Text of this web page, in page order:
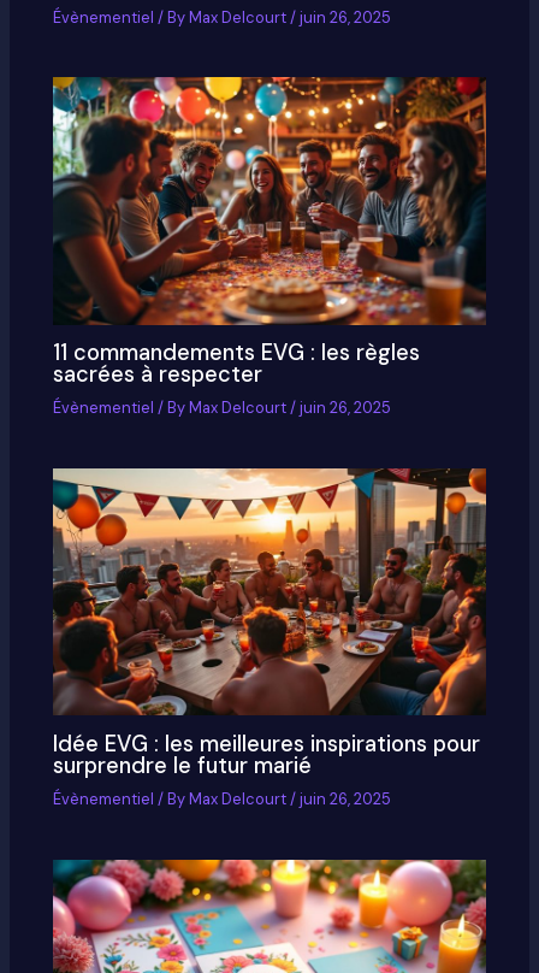
Évènementiel / ByMax Delcourt/juin 26, 2025
11 commandements EVG : les règles
sacrées à respecter
Évènementiel / ByMax Delcourt/juin 26, 2025
Idée EVG : les meilleures inspirations pour
surprendre le futur marié
Évènementiel / ByMax Delcourt/juin 26, 2025